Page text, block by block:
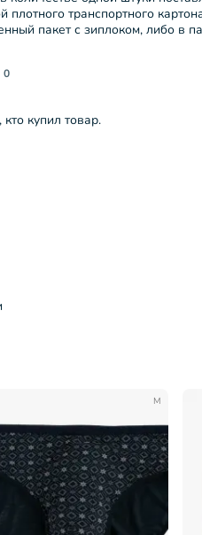
транспортного
пакет с зиплоком, либо в
0
купил товар.
M